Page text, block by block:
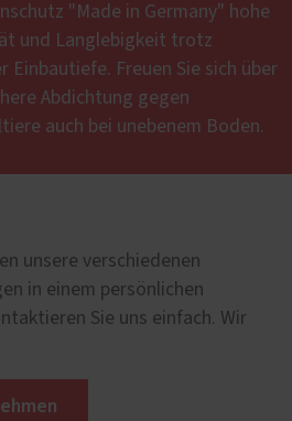
"Made in Germany" hohe
und Langlebigkeit trotz
Einbautiefe. Freuen Sie sich über
Abdichtung gegen
auch bei unebenem Boden.
unsere verschiedenen
in einem persönlichen
Sie uns einfach. Wir